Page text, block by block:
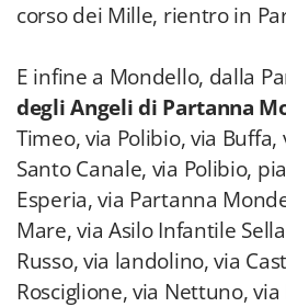
corso dei Mille, rientro in
E infine a Mondello, dalla
degli Angeli di Partanna
Timeo, via Polibio, via Buffa,
Santo Canale, via Polibio,
Esperia, via Partanna
Mare, via Asilo Infantile
Russo, via landolino, via
Rosciglione, via Nettuno,